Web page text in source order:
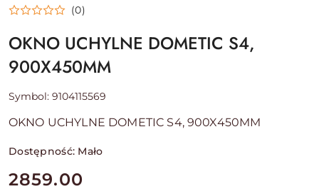
(0)
OKNO UCHYLNE DOMETIC S4,
900X450MM
Symbol: 9104115569
OKNO UCHYLNE DOMETIC S4, 900X450MM
Dostępność: Mało
cena:
2859.00